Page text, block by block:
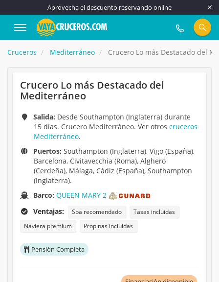
Aprovecha el descuento reservando online
917 815 555
Cruceros Mediterráneo Crucero Lo más Destacado del
Crucero Lo más Destacado del
Mediterráneo
Salida: Desde Southampton (Inglaterra) durante
15 días. Crucero Mediterráneo. Ver otros cruceros
Mediterráneo.
Puertos: Southampton (Inglaterra), Vigo (España),
Barcelona, Civitavecchia (Roma), Alghero
(Cerdeña), Málaga, Cádiz (España), Southampton
(Inglaterra).
Barco:QUEEN MARY 2
Ventajas:
Spa recomendado
Tasas incluidas
Naviera premium
Propinas incluidas
Pensión Completa